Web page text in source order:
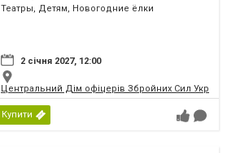
Театры, Детям, Новогодние ёлки
2 січня 2027, 12:00
Центральний Дім офіцерів Збройних Сил
Купити